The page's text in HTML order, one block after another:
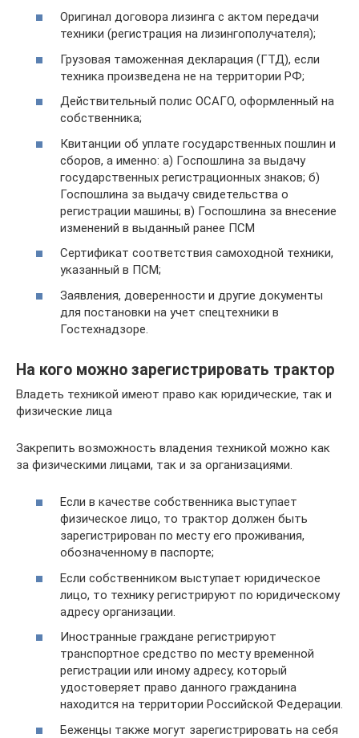
Оригинал договора лизинга с актом передачи
техники (регистрация на лизингополучателя);
Грузовая таможенная декларация (ГТД), если
техника произведена не на территории РФ;
Действительный полис ОСАГО, оформленный на
собственника;
Квитанции об уплате государственных пошлин и
сборов, а именно: а) Госпошлина за выдачу
государственных регистрационных знаков; б)
Госпошлина за выдачу свидетельства о
регистрации машины; в) Госпошлина за внесение
изменений в выданный ранее ПСМ
Сертификат соответствия самоходной техники,
указанный в ПСМ;
Заявления, доверенности и другие документы
для постановки на учет спецтехники в
Гостехнадзоре.
На кого можно зарегистрировать трактор
Владеть техникой имеют право как юридические, так и
физические лица
Закрепить возможность владения техникой можно как
за физическими лицами, так и за организациями.
Если в качестве собственника выступает
физическое лицо, то трактор должен быть
зарегистрирован по месту его проживания,
обозначенному в паспорте;
Если собственником выступает юридическое
лицо, то технику регистрируют по юридическому
адресу организации.
Иностранные граждане регистрируют
транспортное средство по месту временной
регистрации или иному адресу, который
удостоверяет право данного гражданина
находится на территории Российской Федерации.
Беженцы также могут зарегистрировать на себя